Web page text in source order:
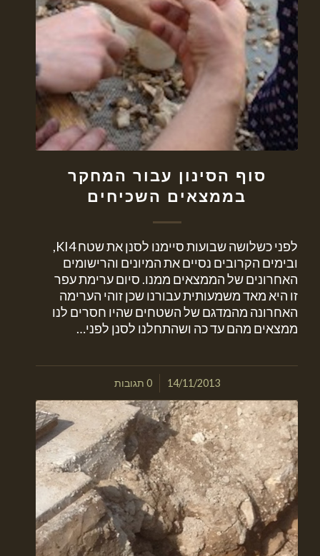
סוף הסינון עבור המחקר
בממצאים השכיחים
לפני כשלושה שבועות סיימנו לסנן את שטח KI4,
ובימים הקרובים נסיים את המיונים והרישומים
האחרונים של הממצאים ממנו. סיום ערימת עפר
זו היא מאד משמעותית עבורנו שכן זוהי הערימה
האחרונה מהמדגם של השטחים שהיו חסרים לנו
ממצאים מהם עד כה ושהתחלנו לסנן לפני…
14/11/2013
/ 0 תגובות